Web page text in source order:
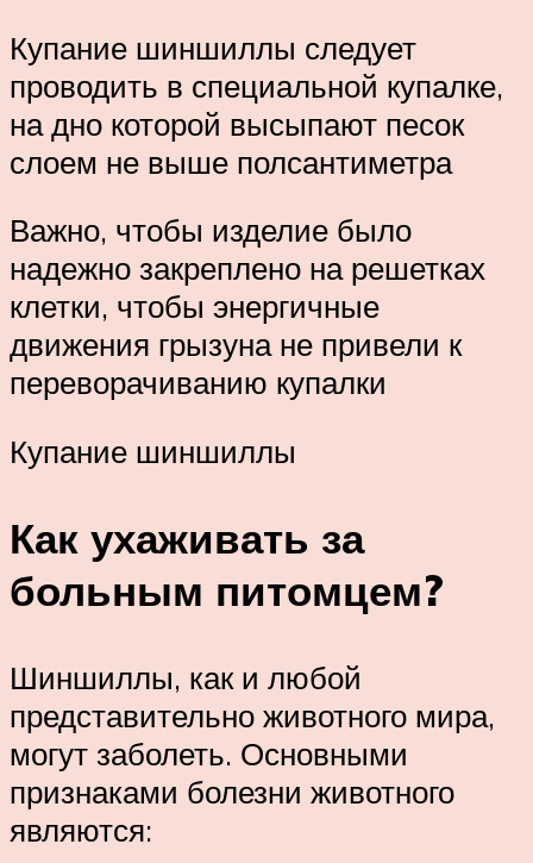
Купание шиншиллы следует
проводить в специальной купалке,
на дно которой высыпают песок
слоем не выше полсантиметра
Важно, чтобы изделие было
надежно закреплено на решетках
клетки, чтобы энергичные
движения грызуна не привели к
переворачиванию купалки
Купание шиншиллы
Как ухаживать за
больным питомцем?
Шиншиллы, как и любой
представительно животного мира,
могут заболеть. Основными
признаками болезни животного
являются: